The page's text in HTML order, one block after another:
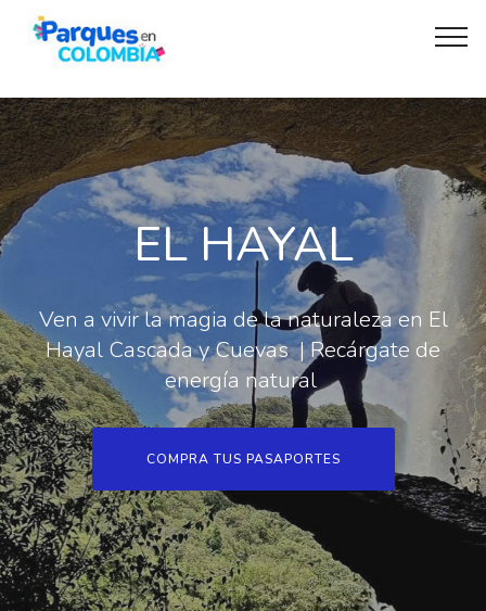
EL HAYAL
Ven a vivir la magia de la naturaleza en El
Hayal Cascada y Cuevas | Recárgate de
energía natural
COMPRA TUS PASAPORTES